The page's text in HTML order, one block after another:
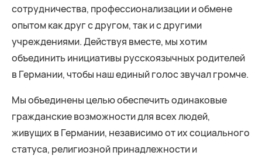
сотрудничества, профессионализации и обмене
опытом как друг с другом, так и с другими
учреждениями. Действуя вместе, мы хотим
объединить инициативы русскоязычных родителей
в Германии, чтобы наш единый голос звучал громче.
Мы объединены целью обеспечить одинаковые
гражданские возможности для всех людей,
живущих в Германии, независимо от их социального
статуса, религиозной принадлежности и